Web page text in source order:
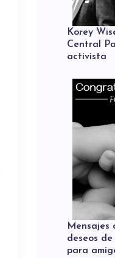
Korey
Central
activista
Mensajes
deseos
para